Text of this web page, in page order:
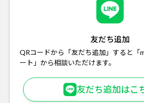
友だち追加
QRコードから「友だち追加」すると「
ート」から相談いただけます。
友だち追加はこ